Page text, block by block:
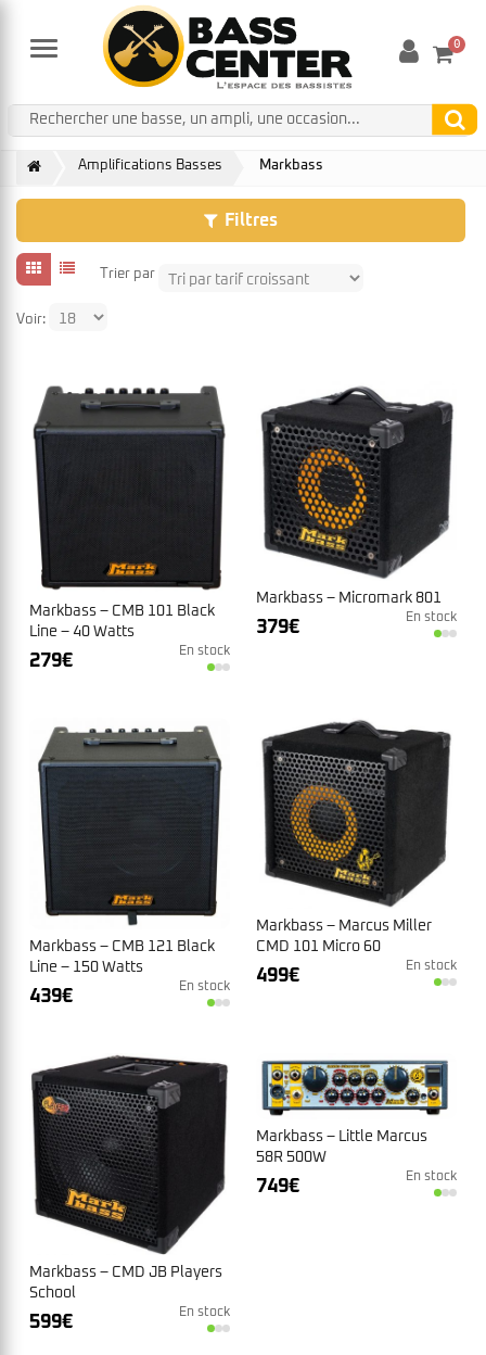
Menu 0
Amplifications Basses Markbass
Filtres
Trier par
Voir:
Markbass – CMB 101 Black
Line – 40 Watts
279€ En stock
Markbass – Micromark 801
379€ En stock
Markbass – CMB 121 Black
Line – 150 Watts
439€ En stock
Markbass – Marcus Miller
CMD 101 Micro 60
499€ En stock
Markbass – CMD JB Players
School
599€ En stock
Markbass – Little Marcus
58R 500W
749€ En stock